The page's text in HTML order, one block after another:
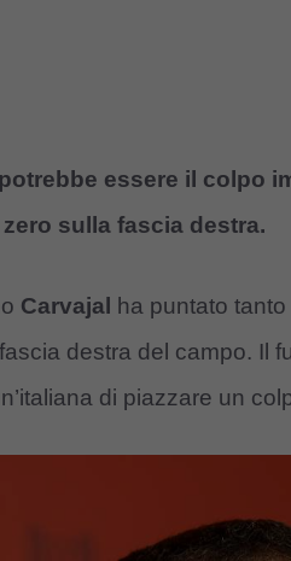
essere il colpo
sulla fascia destra.
Carvajal
ha puntato
destra del campo. Il
di piazzare un